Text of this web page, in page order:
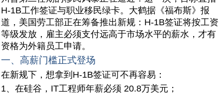
H-1B工作签证与职业移民绿卡。大鹤据《福布斯》报
道，美国劳工部正在筹备推出新规：H-1B签证将按工资
等级发放，雇主必须支付远高于市场水平的薪水，才有
资格为外籍员工申请。
一、高薪门槛正式登场
在新规下，想拿到H-1B签证可不再容易：
1、在硅谷，IT工程师年薪必须 20.8万美元；